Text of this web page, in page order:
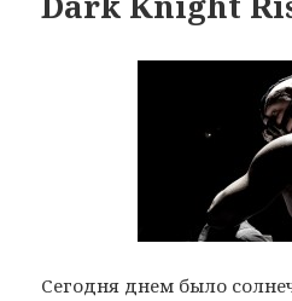
Сегодня днем ​​было